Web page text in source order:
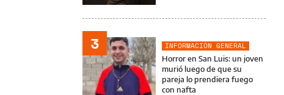
3
INFORMACIÓN GENERAL
Horror en San Luis: un joven
murió luego de que su
pareja lo prendiera fuego
con nafta